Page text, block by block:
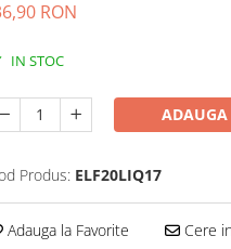
RON
IN STOC
ADAUGA
Produs: ELF20LIQ17
Adauga la Favorite Cere